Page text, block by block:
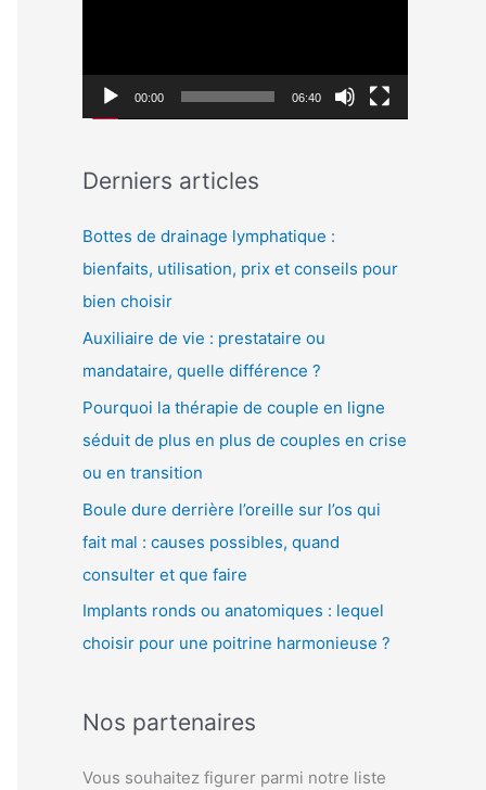
e
:
e
v
d
é
o
00:00 06:40
Derniers articles
Bottes de drainage lymphatique :
bienfaits, utilisation, prix et conseils pour
bien choisir
Auxiliaire de vie : prestataire ou
mandataire, quelle différence ?
Pourquoi la thérapie de couple en ligne
séduit de plus en plus de couples en crise
ou en transition
Boule dure derrière l’oreille sur l’os qui
fait mal : causes possibles, quand
consulter et que faire
Implants ronds ou anatomiques : lequel
choisir pour une poitrine harmonieuse ?
Nos partenaires
Vous souhaitez figurer parmi notre liste